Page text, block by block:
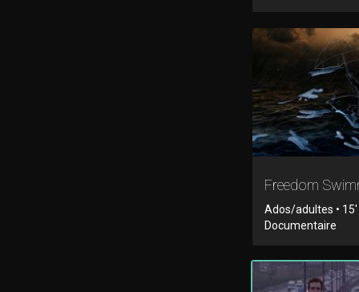
Freedom
Ados/adultes • 15'
Documentaire